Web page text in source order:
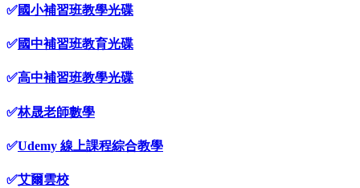
✅國小補習班教學光碟
✅國中補習班教育光碟
✅高中補習班教學光碟
✅林晟老師數學
✅Udemy 線上課程綜合教學
✅艾爾雲校